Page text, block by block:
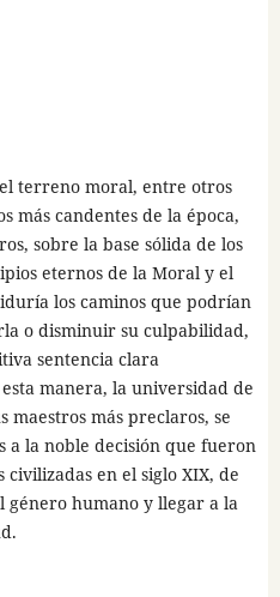
terreno moral, entre otros
más candentes de la época,
sobre la base sólida de los
eternos de la Moral y el
los caminos que podrían
o disminuir su culpabilidad,
sentencia clara
manera, la universidad de
maestros más preclaros, se
a la noble decisión que fueron
en el siglo XIX, de
humano y llegar a la